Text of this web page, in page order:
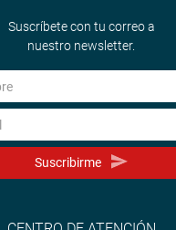
Suscríbete con tu correo a
nuestro newsletter.
Suscribirme